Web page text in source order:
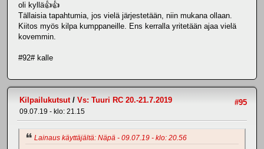
oli kyllä👍👍
Tällaisia tapahtumia, jos vielä järjestetään, niin mukana ollaan.
Kiitos myös kilpa kumppaneille. Ens kerralla yritetään ajaa vielä
kovemmin.
#92# kalle
#95
Kilpailukutsut/ Vs: Tuuri RC 20.-21.7.2019
09.07.19 - klo: 21.15
Lainaus käyttäjältä: Näpä - 09.07.19 - klo: 20.56